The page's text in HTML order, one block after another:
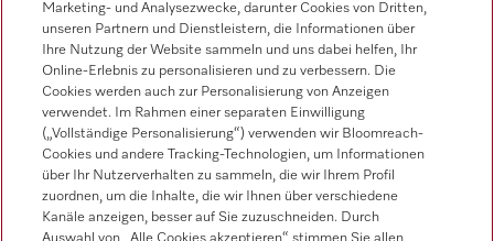
Benötigen Sie eine individuelle
Beratung?
Haben Sie Interesse und möchten Sie mehr
Marketing- und Analysezwecke, darunter Cookies von Dritten,
unseren Partnern und Dienstleistern, die Informationen über
Ihre Nutzung der Website sammeln und uns dabei helfen, Ihr
Online-Erlebnis zu personalisieren und zu verbessern. Die
Cookies werden auch zur Personalisierung von Anzeigen
verwendet. Im Rahmen einer separaten Einwilligung
(„Vollständige Personalisierung“) verwenden wir Bloomreach-
Cookies und andere Tracking-Technologien, um Informationen
über Ihr Nutzerverhalten zu sammeln, die wir Ihrem Profil
zuordnen, um die Inhalte, die wir Ihnen über verschiedene
Kanäle anzeigen, besser auf Sie zuzuschneiden. Durch